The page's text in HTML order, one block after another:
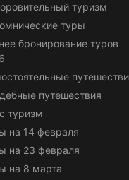
туризм
туры
бронирование туров
путешествия
туризм
на 14 февраля
на 23 февраля
на 8 марта